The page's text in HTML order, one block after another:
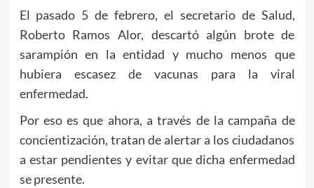
El pasado 5 de febrero, el secretario de Salud,
Roberto Ramos Alor, descartó algún brote de
sarampión en la entidad y mucho menos que
hubiera escasez de vacunas para la viral
enfermedad.
Por eso es que ahora, a través de la campaña de
concientización, tratan de alertar a los ciudadanos
a estar pendientes y evitar que dicha enfermedad
se presente.